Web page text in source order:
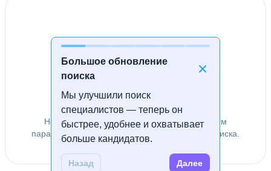
Большое обновление
поиска
Мы улучшили поиск
специалистов — теперь он
быстрее, удобнее и охватывает
больше кандидатов.
Назад Далее
Специалисты не найдены
Не удалось найти специалистов по заданным
параметрам. Попробуйте изменить условия поиска.